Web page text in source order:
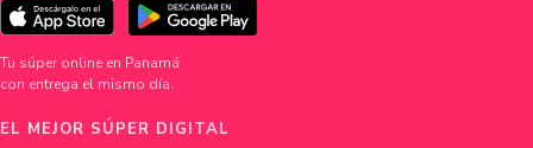
Tu súper online en Panamá
con entrega el mismo día.
EL MEJOR SÚPER DIGITAL